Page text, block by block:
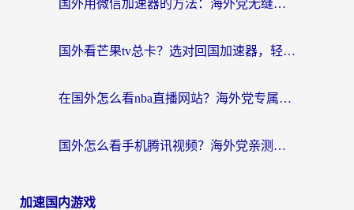
国外用微信加速器的方法：海外党无缝连接国内生活的实用指南
国外看芒果tv总卡？选对回国加速器，轻松追《浪姐》不费劲
在国外怎么看nba直播网站？海外党专属体育观赛指南，告别地区限制！
国外怎么看手机腾讯视频？海外党亲测有效的追剧加速器选择指南
加速国内游戏